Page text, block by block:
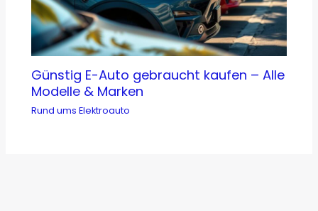
Günstig E-Auto gebraucht kaufen – Alle
Modelle & Marken
Rund ums Elektroauto